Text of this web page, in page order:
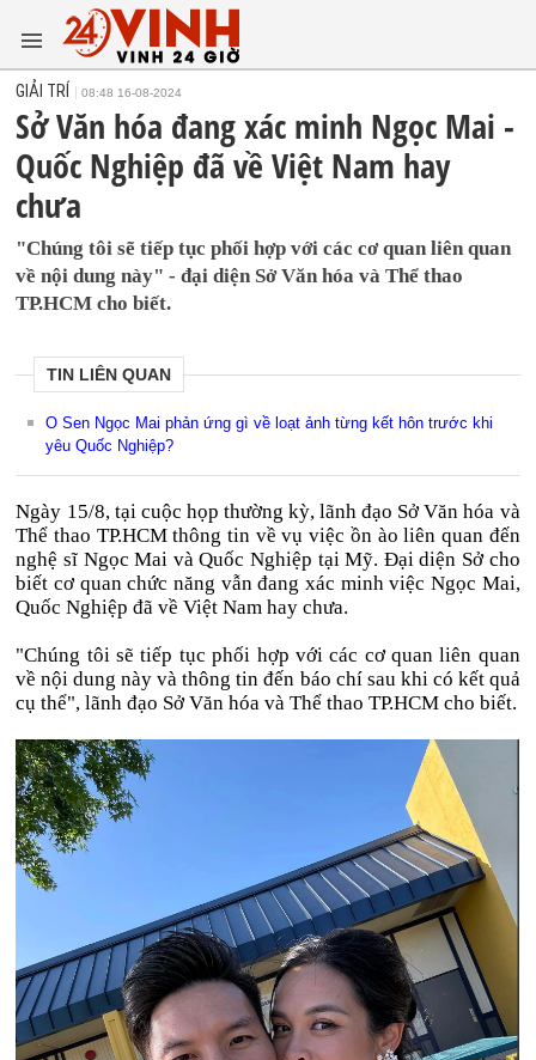
GIẢI TRÍ 08:48 16-08-2024
Sở Văn hóa đang xác minh Ngọc Mai -
Quốc Nghiệp đã về Việt Nam hay
chưa
"Chúng tôi sẽ tiếp tục phối hợp với các cơ quan liên quan
về nội dung này" - đại diện Sở Văn hóa và Thể thao
TP.HCM cho biết.
TIN LIÊN QUAN
O Sen Ngọc Mai phản ứng gì về loạt ảnh từng kết hôn trước khi
yêu Quốc Nghiệp?
Ngày 15/8, tại cuộc họp thường kỳ, lãnh đạo Sở Văn hóa và
Thể thao TP.HCM thông tin về vụ việc ồn ào liên quan đến
nghệ sĩ Ngọc Mai và Quốc Nghiệp tại Mỹ. Đại diện Sở cho
biết cơ quan chức năng vẫn đang xác minh việc Ngọc Mai,
Quốc Nghiệp đã về Việt Nam hay chưa.
"Chúng tôi sẽ tiếp tục phối hợp với các cơ quan liên quan
về nội dung này và thông tin đến báo chí sau khi có kết quả
cụ thể", lãnh đạo Sở Văn hóa và Thể thao TP.HCM cho biết.